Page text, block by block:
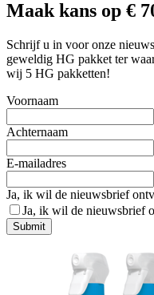
Maak kans op €
Schrijf u in voor onze
geweldig HG pakket ter
wij 5 HG pakketten!
Voornaam
Achternaam
E-mailadres
Ja, ik wil de nieuwsbrief
Ja, ik wil de nieuwsbrief
Submit